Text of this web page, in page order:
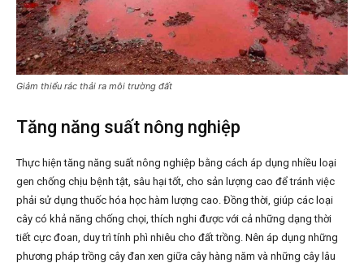
Giảm thiểu rác thải ra môi trường đất
Tăng năng suất nông nghiệp
Thực hiện tăng năng suất nông nghiệp bằng cách áp dụng nhiều loại
gen chống chịu bệnh tật, sâu hại tốt, cho sản lượng cao để tránh việc
phải sử dụng thuốc hóa học hàm lượng cao. Đồng thời, giúp các loại
cây có khả năng chống chọi, thích nghi được với cả những dạng thời
tiết cực đoan, duy trì tính phì nhiêu cho đất trồng. Nên áp dụng những
phương pháp trồng cây đan xen giữa cây hàng năm và những cây lâu